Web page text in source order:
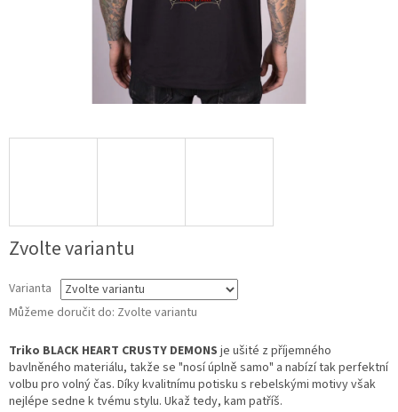
Zvolte variantu
Varianta
Můžeme doručit do: Zvolte variantu
Triko BLACK HEART CRUSTY DEMONS je ušité z příjemného
bavlněného materiálu, takže se "nosí úplně samo" a nabízí tak perfektní
volbu pro volný čas. Díky kvalitnímu potisku s rebelskými motivy však
nejlépe sedne k tvému stylu. Ukaž tedy, kam patříš.